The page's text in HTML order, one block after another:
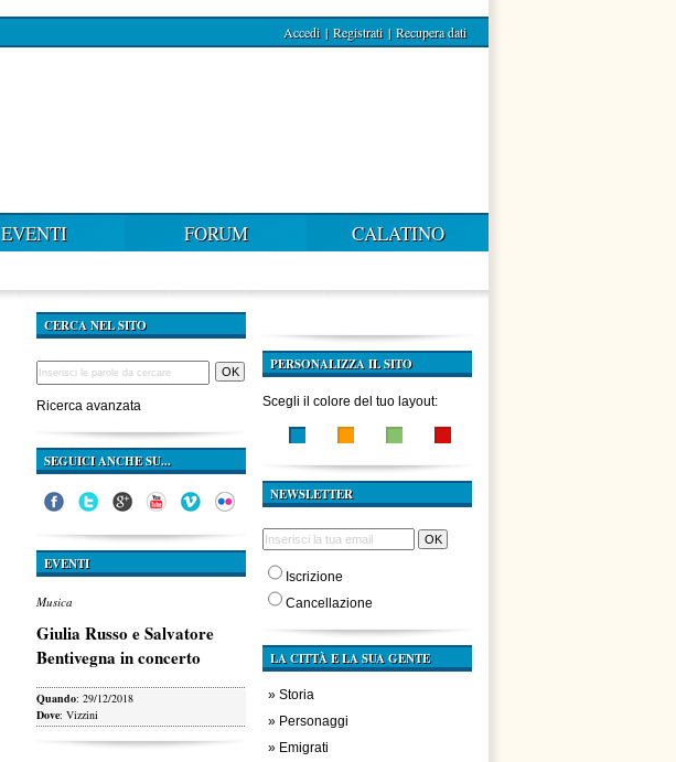
Accedi | Registrati | Recupera dati
EVENTI FORUM CALATINO
CERCA NEL SITO
Ricerca avanzata
SEGUICI ANCHE SU...
EVENTI
Musica
Giulia Russo e Salvatore
Bentivegna in concerto
Quando: 29/12/2018
Dove: Vizzini
PERSONALIZZA IL SITO
Scegli il colore del tuo layout:
NEWSLETTER
Iscrizione
Cancellazione
LA CITTÀ E LA SUA GENTE
» Storia
» Personaggi
» Emigrati